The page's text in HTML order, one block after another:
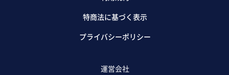
特商法に基づく表示
プライバシーポリシー
運営会社